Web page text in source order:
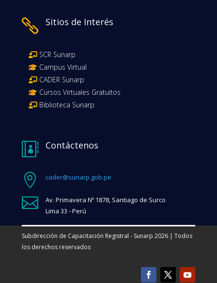
 Sitios de Interés
SCR Sunarp
Campus Virtual
CADER Sunarp
Cursos Virtuales Gratuitos
Biblioteca Sunarp
 Contáctenos
 cader@sunarp.gob.pe

Av. Primavera Nº 1878, Santiago de Surco
Lima 33 - Perú
Subdirección de Capacitación Registral - Sunarp 2026 | Todos
los derechos reservados